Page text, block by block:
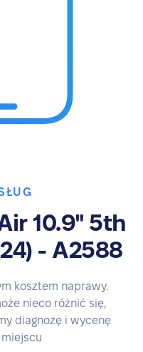
10.9" 5th
- A2588
kosztem naprawy.
nieco różnić się,
diagnozę i wycenę